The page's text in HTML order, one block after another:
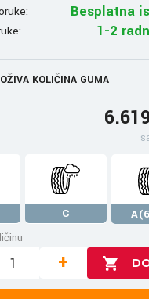
Besplatna
1-2
KOLIČINA GUMA
C
+